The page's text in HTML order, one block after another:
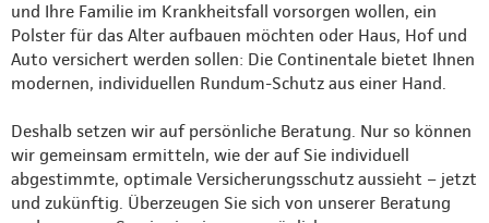
und Ihre Familie im Krankheitsfall vorsorgen wollen, ein
Polster für das Alter aufbauen möchten oder Haus, Hof und
Auto versichert werden sollen: Die Continentale bietet Ihnen
modernen, individuellen Rundum-Schutz aus einer Hand.
Deshalb setzen wir auf persönliche Beratung. Nur so können
wir gemeinsam ermitteln, wie der auf Sie individuell
abgestimmte, optimale Versicherungsschutz aussieht – jetzt
und zukünftig. Überzeugen Sie sich von unserer Beratung